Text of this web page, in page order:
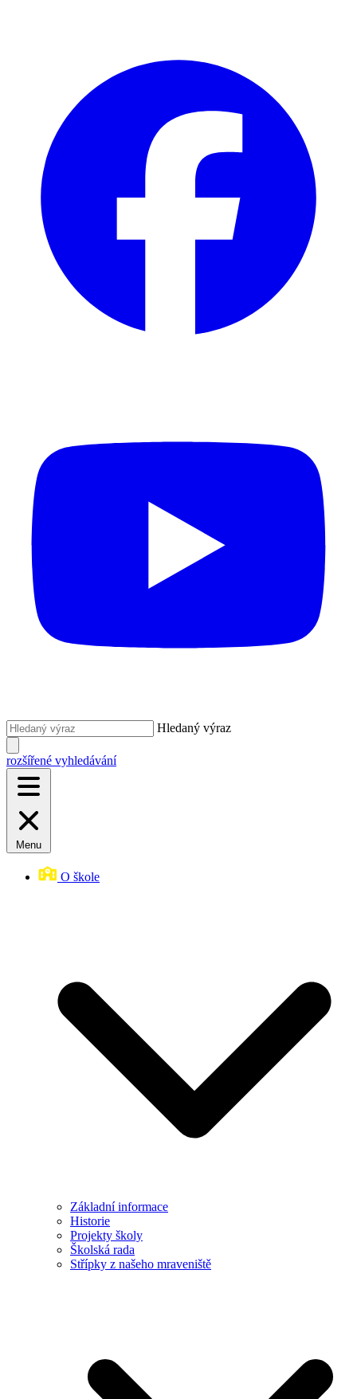
Hledaný výraz
rozšířené vyhledávání
Menu
O škole
Základní informace
Historie
Projekty školy
Školská rada
Střípky z našeho mraveniště